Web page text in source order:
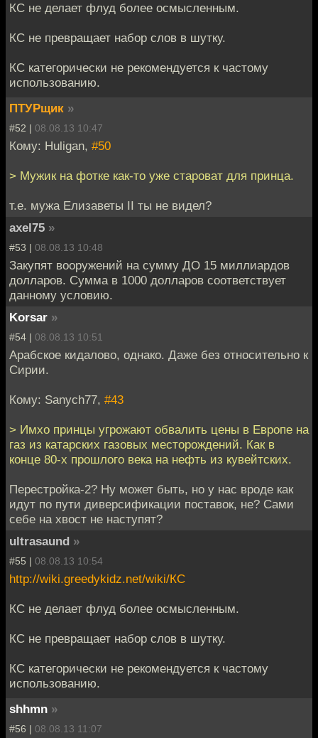
КС не делает флуд более осмысленным.
КС не превращает набор слов в шутку.
КС категорически не рекомендуется к частому
использованию.
ПТУРщик »
#52 | 08.08.13 10:47
Кому: Huligan, #50
> Мужик на фотке как-то уже староват для принца.
т.е. мужа Елизаветы II ты не видел?
axel75 »
#53 | 08.08.13 10:48
Закупят вооружений на сумму ДО 15 миллиардов
долларов. Сумма в 1000 долларов соответствует
данному условию.
Korsar »
#54 | 08.08.13 10:51
Арабское кидалово, однако. Даже без относительно к
Сирии.
Кому: Sanych77, #43
> Имхо принцы угрожают обвалить цены в Европе на
газ из катарских газовых месторождений. Как в
конце 80-х прошлого века на нефть из кувейтских.
Перестройка-2? Ну может быть, но у нас вроде как
идут по пути диверсификации поставок, не? Сами
себе на хвост не наступят?
ultrasaund »
#55 | 08.08.13 10:54
http://wiki.greedykidz.net/wiki/КС
КС не делает флуд более осмысленным.
КС не превращает набор слов в шутку.
КС категорически не рекомендуется к частому
использованию.
shhmn »
#56 | 08.08.13 11:07